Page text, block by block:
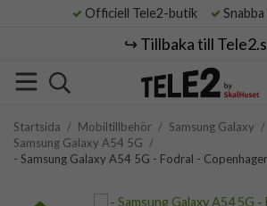
Officiell Tele2-butik
↪️ Tillbaka till
Startsida / Mobiltillbehör / Samsung Galaxy /
Samsung Galaxy A54 5G /
- Samsung Galaxy A54 5G - Fodral -